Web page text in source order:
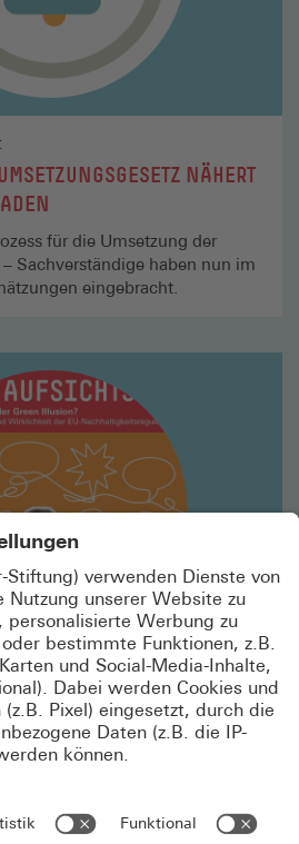
NÄHERT
für die Umsetzung der
Sachverständige haben nun im
eingebracht.
GREEN ILLUSION?
wir mit Alexandra Schädler
die Zukunft der
in Europa und national.